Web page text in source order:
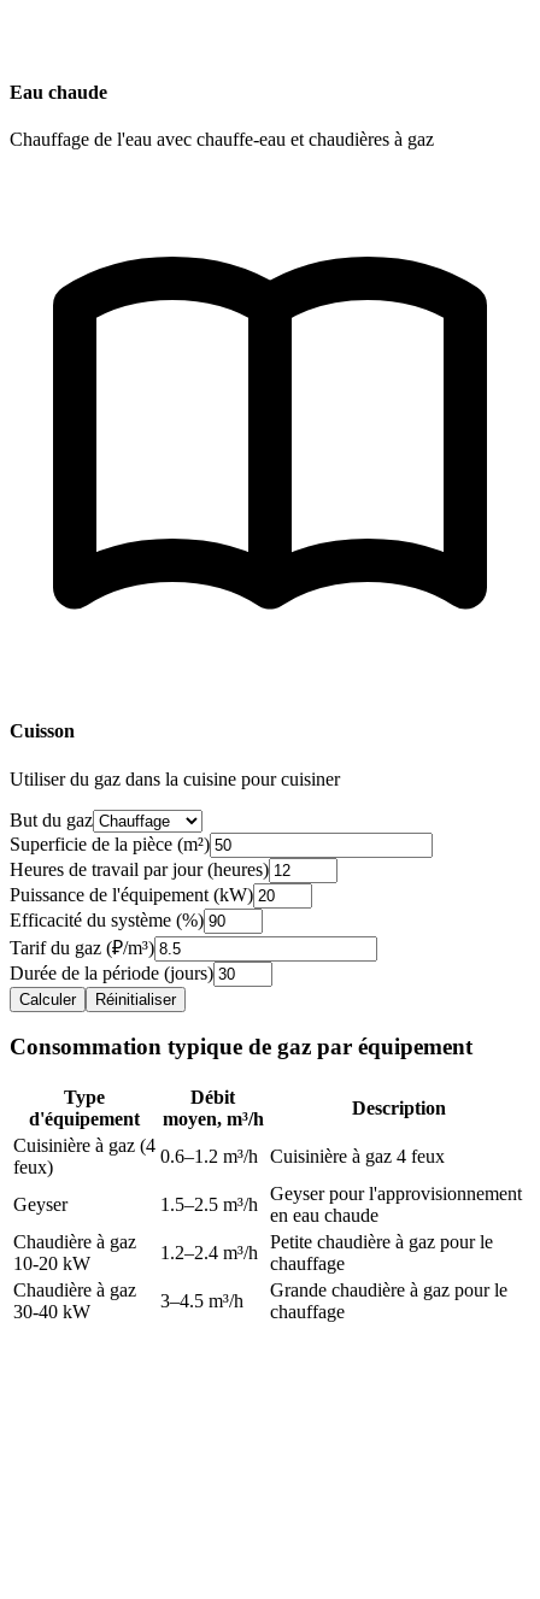
Eau chaude
Chauffage de l'eau avec chauffe-eau et chaudières à gaz
Cuisson
Utiliser du gaz dans la cuisine pour cuisiner
But du gaz
Superficie de la pièce (m²)
Heures de travail par jour (heures)
Puissance de l'équipement (kW)
Efficacité du système (%)
Tarif du gaz (₽/m³)
Durée de la période (jours)
Calculer Réinitialiser
Consommation typique de gaz par équipement
Type
d'équipement
Débit
moyen, m³/h
Description
Cuisinière à gaz (4
feux)
0.6–1.2 m³/h Cuisinière à gaz 4 feux
Geyser 1.5–2.5 m³/h
Geyser pour l'approvisionnement
en eau chaude
Chaudière à gaz
10-20 kW
1.2–2.4 m³/h
Petite chaudière à gaz pour le
chauffage
Chaudière à gaz
30-40 kW
3–4.5 m³/h
Grande chaudière à gaz pour le
chauffage